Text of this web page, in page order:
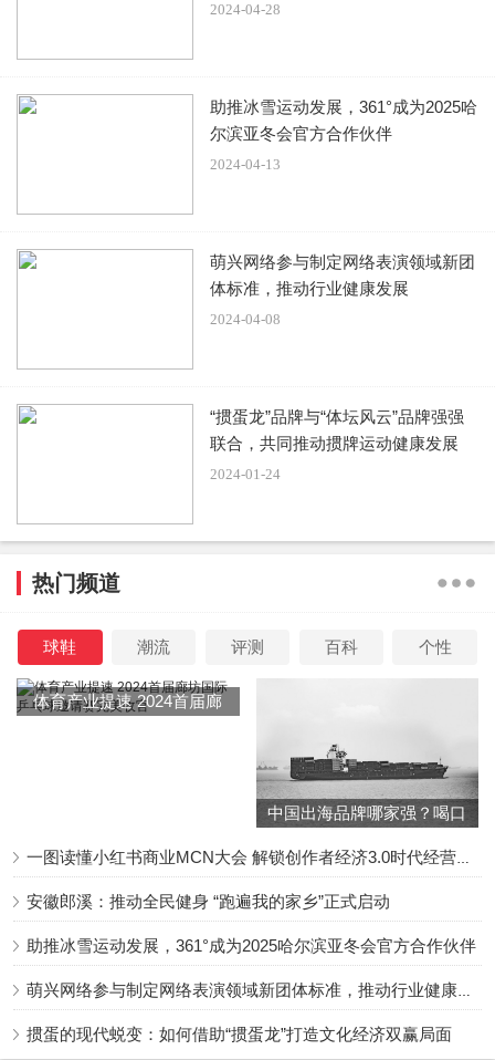
2024-04-28
助推冰雪运动发展，361°成为2025哈
尔滨亚冬会官方合作伙伴
2024-04-13
萌兴网络参与制定网络表演领域新团
体标准，推动行业健康发展
2024-04-08
“掼蛋龙”品牌与“体坛风云”品牌强强
联合，共同推动掼牌运动健康发展
2024-01-24
热门频道
球鞋 潮流 评测 百科 个性
体育产业提速 2024首届廊
中国出海品牌哪家强？喝口
安徽郎溪：推动全民健身 “跑遍我的家乡”正式启动
助推冰雪运动发展，361°成为2025哈尔滨亚冬会官方合作伙伴
掼蛋的现代蜕变：如何借助“掼蛋龙”打造文化经济双赢局面